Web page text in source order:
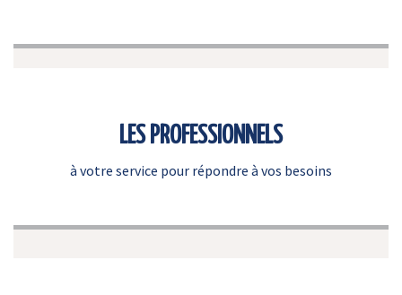
LES PROFESSIONNELS
à votre service pour répondre à vos besoins